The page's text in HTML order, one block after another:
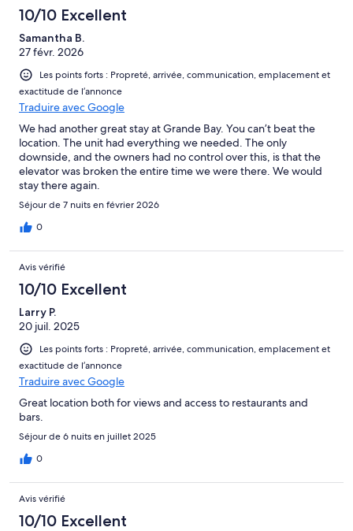
10/10 Excellent
Samantha B.
27 févr. 2026
Les points forts : Propreté, arrivée, communication, emplacement et
exactitude de l’annonce
Traduire avec Google
We had another great stay at Grande Bay. You can’t beat the
location. The unit had everything we needed. The only
downside, and the owners had no control over this, is that the
elevator was broken the entire time we were there. We would
stay there again.
Séjour de 7 nuits en février 2026
0
Avis vérifié
10/10 Excellent
Larry P.
20 juil. 2025
Les points forts : Propreté, arrivée, communication, emplacement et
exactitude de l’annonce
Traduire avec Google
Great location both for views and access to restaurants and
bars.
Séjour de 6 nuits en juillet 2025
0
Avis vérifié
10/10 Excellent